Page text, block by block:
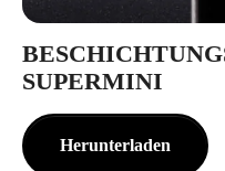
SUPERMINI
Herunterladen